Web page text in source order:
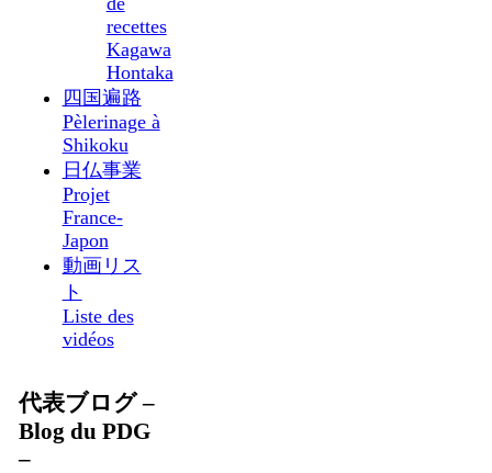
recettes
Kagawa
Hontaka
四国遍路
Pèlerinage à
Shikoku
日仏事業
Projet
France-
Japon
動画リス
ト
Liste des
vidéos
代表ブログ –
Blog du PDG
–